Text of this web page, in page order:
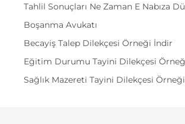
Tahlil Sonuçları Ne Zaman E Nabıza
Boşanma Avukatı
Becayiş Talep Dilekçesi Örneği İndir
Eğitim Durumu Tayini Dilekçesi
Sağlık Mazereti Tayini Dilekçesi